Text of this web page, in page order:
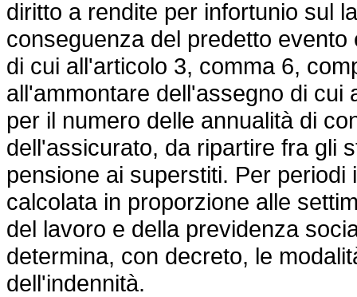
diritto a rendite per infortunio sul
conseguenza del predetto
di cui all'articolo 3, comma 6,
all'ammontare dell'assegno di cui
per il numero delle annualità di
dell'assicurato, da ripartire fra gli
pensione ai superstiti. Per
calcolata in proporzione alle
del lavoro e della previdenza
determina, con decreto, le
dell'indennità.